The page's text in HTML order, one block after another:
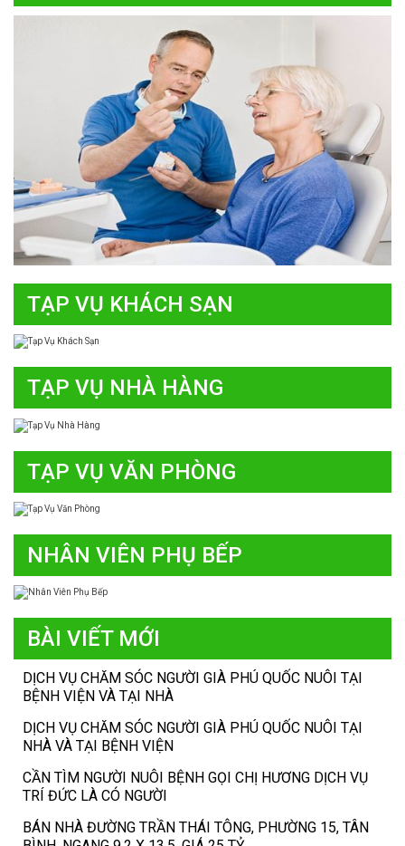
TẠP VỤ KHÁCH SẠN
TẠP VỤ NHÀ HÀNG
TẠP VỤ VĂN PHÒNG
NHÂN VIÊN PHỤ BẾP
BÀI VIẾT MỚI
DỊCH VỤ CHĂM SÓC NGƯỜI GIÀ PHÚ QUỐC NUÔI TẠI
BỆNH VIỆN VÀ TẠI NHÀ
DỊCH VỤ CHĂM SÓC NGƯỜI GIÀ PHÚ QUỐC NUÔI TẠI
NHÀ VÀ TẠI BỆNH VIỆN
CẦN TÌM NGƯỜI NUÔI BỆNH GỌI CHỊ HƯƠNG DỊCH VỤ
TRÍ ĐỨC LÀ CÓ NGƯỜI
BÁN NHÀ ĐƯỜNG TRẦN THÁI TÔNG, PHƯỜNG 15, TÂN